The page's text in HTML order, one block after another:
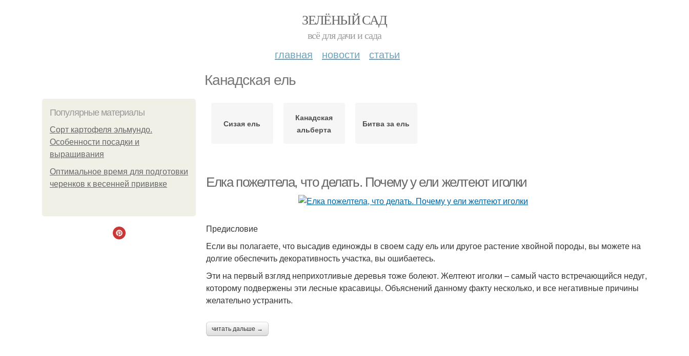
ЗЕЛЁНЫЙ САД
всё для дачи и сада
главная новости статьи
Канадская ель
Популярные материалы
Сорт картофеля эльмундо.
Особенности посадки и
выращивания
Оптимальное время для подготовки
черенков к весенней прививке
Сизая ель
Канадская
альберта
Битва за ель
Елка пожелтела, что делать. Почему у ели желтеют иголки
Предисловие
Если вы полагаете, что высадив единожды в своем саду ель или другое растение хвойной породы, вы можете на
долгие обеспечить декоративность участка, вы ошибаетесь.
Эти на первый взгляд неприхотливые деревья тоже болеют. Желтеют иголки – самый часто встречающийся недуг,
которому подвержены эти лесные красавицы. Объяснений данному факту несколько, и все негативные причины
желательно устранить.
читать дальше →